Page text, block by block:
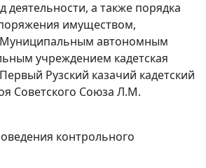
а также порядка
имуществом,
автономным
учреждением кадетская
Рузский казачий кадетский
Советского Союза Л.М.
контрольного